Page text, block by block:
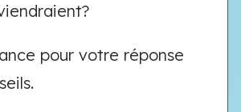
pour votre réponse